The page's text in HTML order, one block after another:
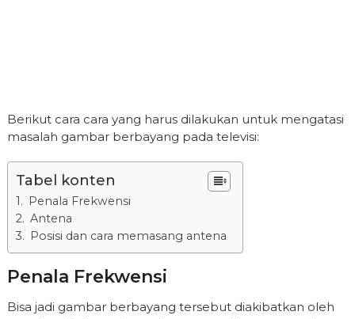
Berikut cara cara yang harus dilakukan untuk mengatasi
masalah gambar berbayang pada televisi:
Tabel konten
Penala Frekwensi
Antena
Posisi dan cara memasang antena
Penala Frekwensi
Bisa jadi gambar berbayang tersebut diakibatkan oleh